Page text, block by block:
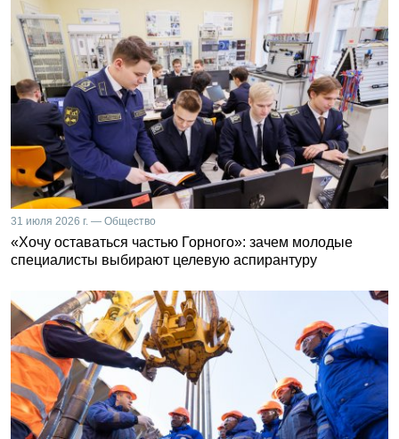
31 июля 2026 г. — Общество
«Хочу оставаться частью Горного»: зачем молодые
специалисты выбирают целевую аспирантуру